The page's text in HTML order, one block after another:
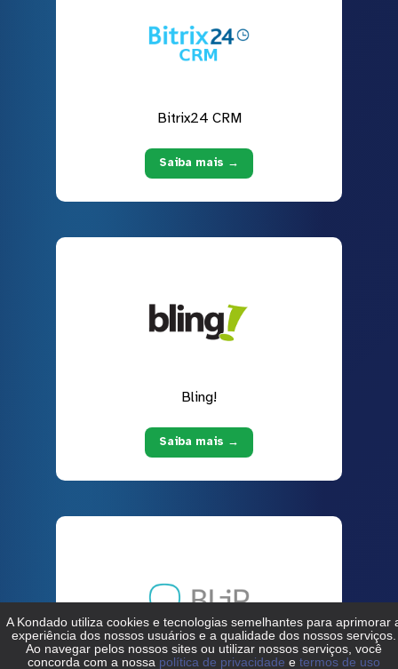
Bitrix24 CRM
Saiba mais →
Bling!
Saiba mais →